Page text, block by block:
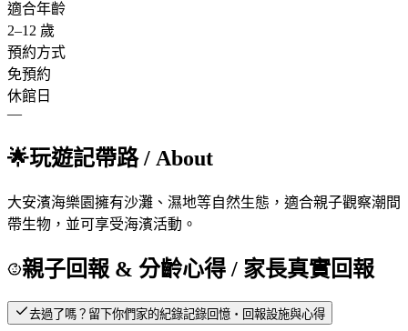
適合年齡
2–12 歲
預約方式
免預約
休館日
—
🌟玩遊記帶路/ About
大安濱海樂園擁有沙灘、濕地等自然生態，適合親子觀察潮間
帶生物，並可享受海濱活動。
親子回報 & 分齡心得 / 家長真實回報
去過了嗎？留下你們家的紀錄記錄回憶・回報設施與心得